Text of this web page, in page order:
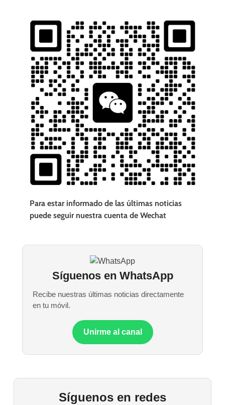
Para estar informado de las últimas noticias
puede seguir nuestra cuenta de Wechat
Síguenos en WhatsApp
Recibe nuestras últimas noticias directamente
en tu móvil.
Unirme al canal
Síguenos en redes